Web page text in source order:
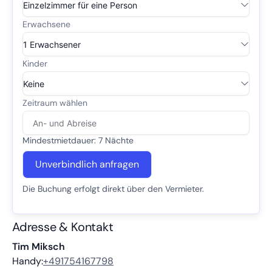
Mindestmietdauer: 7 Nächte
Unverbindlich anfragen
Die Buchung erfolgt direkt über den Vermieter.
Adresse & Kontakt
Tim Miksch
Handy:+491754167798